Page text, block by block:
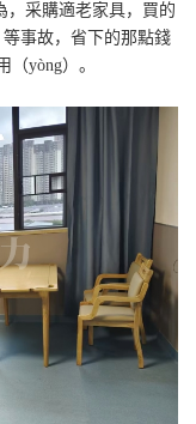
，采購適老家具，買的
事故，省下的那點錢
yòng）。